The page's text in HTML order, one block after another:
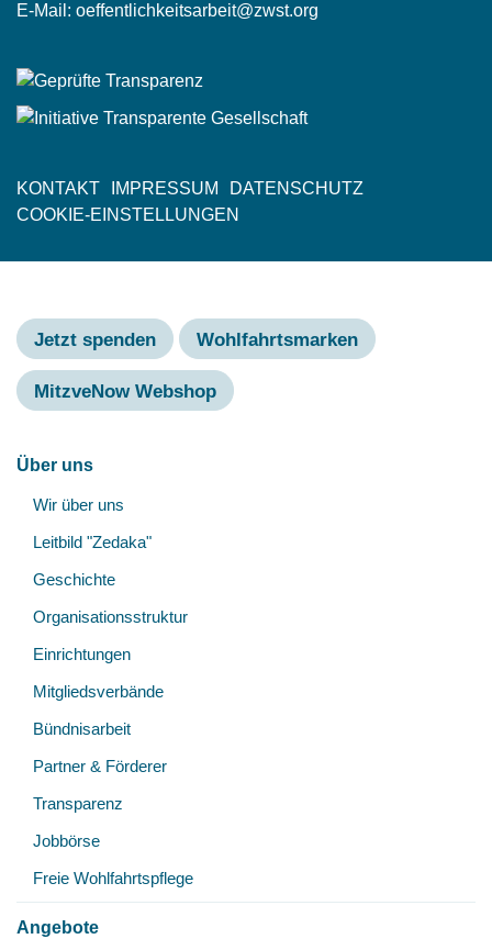
E-Mail: oeffentlichkeitsarbeit@zwst.org
Fußzeile
KONTAKT IMPRESSUM
DATENSCHUTZ
COOKIE-EINSTELLUNGEN
Jetzt spenden Wohlfahrtsmarken
MitzveNow Webshop
Hauptnavigation
Über uns
Wir über uns
Leitbild "Zedaka"
Geschichte
Organisationsstruktur
Einrichtungen
Mitgliedsverbände
Bündnisarbeit
Partner & Förderer
Transparenz
Jobbörse
Freie Wohlfahrtspflege
Angebote